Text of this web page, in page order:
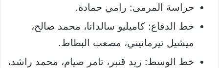
حراسة المرمى: رامي حمادة.
خط الدفاع: كاميليو سالدانا، محمد صالح،
ميشيل تيرمانيني، مصعب البطاط.
خط الوسط: زيد قنبر، تامر صيام، محمد راشد،